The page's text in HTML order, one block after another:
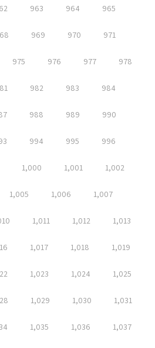
963 964 965
969 970 971
975 976 977 978
982 983 984
988 989 990
994 995 996
1,000 1,001 1,002
1,005 1,006 1,007
1,011 1,012 1,013
1,017 1,018 1,019
1,023 1,024 1,025
1,029 1,030 1,031
1,035 1,036 1,037